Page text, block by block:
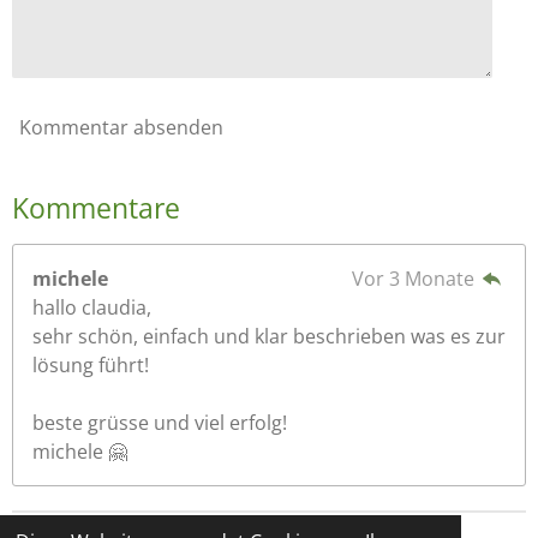
Kommentar absenden
Kommentare
michele
Vor 3 Monate
hallo claudia,
sehr schön, einfach und klar beschrieben was es zur
lösung führt!
beste grüsse und viel erfolg!
michele 🤗